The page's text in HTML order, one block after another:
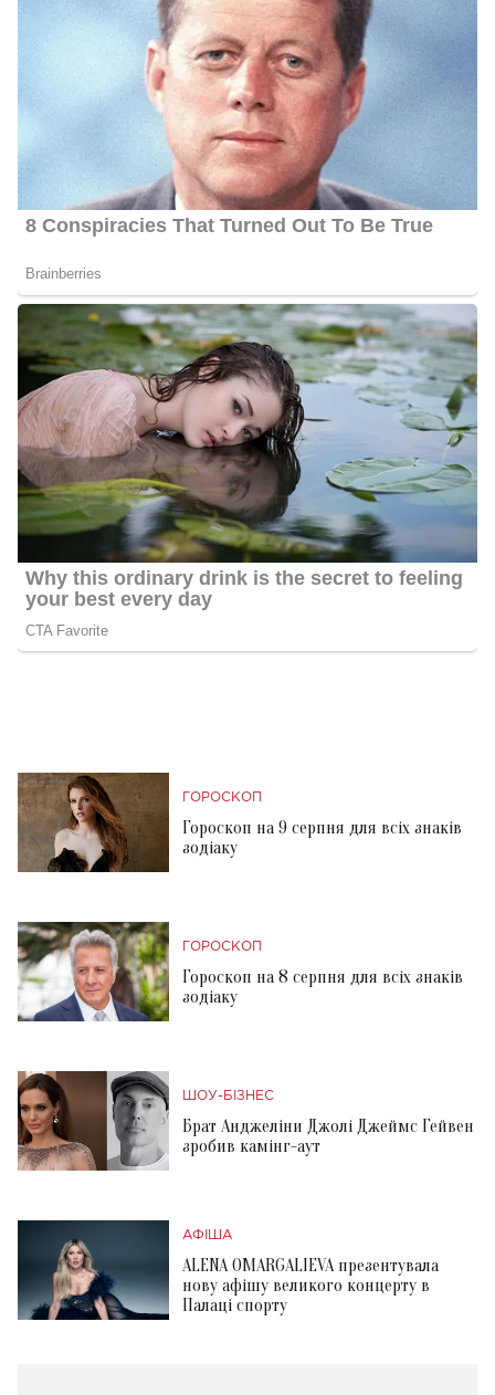
ГОРОСКОП
Гороскоп на 9 серпня для всіх знаків
зодіаку
ГОРОСКОП
Гороскоп на 8 серпня для всіх знаків
зодіаку
ШОУ-БІЗНЕС
Брат Анджеліни Джолі Джеймс Гейвен
зробив камінг-аут
АФІША
ALENA OMARGALIEVA презентувала
нову афішу великого концерту в
Палаці спорту